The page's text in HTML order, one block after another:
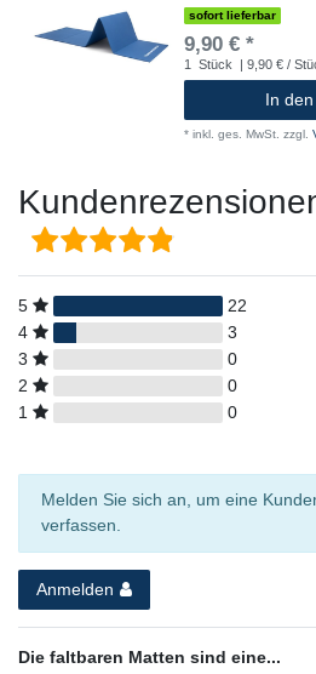
sofort lieferbar
9,90 € *
1 Stück | 9,90 € /
In
* inkl. ges. MwSt. zzgl.
5
22
4
3
3
0
2
0
1
0
Melden Sie sich an, um eine
verfassen.
Anmelden
Die faltbaren Matten sind eine...